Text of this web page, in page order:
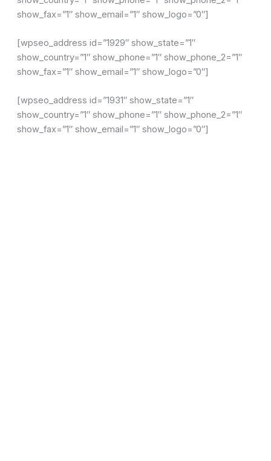
show_fax=”1″ show_email=”1″ show_logo=”0″]
[wpseo_address id=”1929″ show_state=”1″
show_country=”1″ show_phone=”1″ show_phone_2=”1″
show_fax=”1″ show_email=”1″ show_logo=”0″]
[wpseo_address id=”1931″ show_state=”1″
show_country=”1″ show_phone=”1″ show_phone_2=”1″
show_fax=”1″ show_email=”1″ show_logo=”0″]